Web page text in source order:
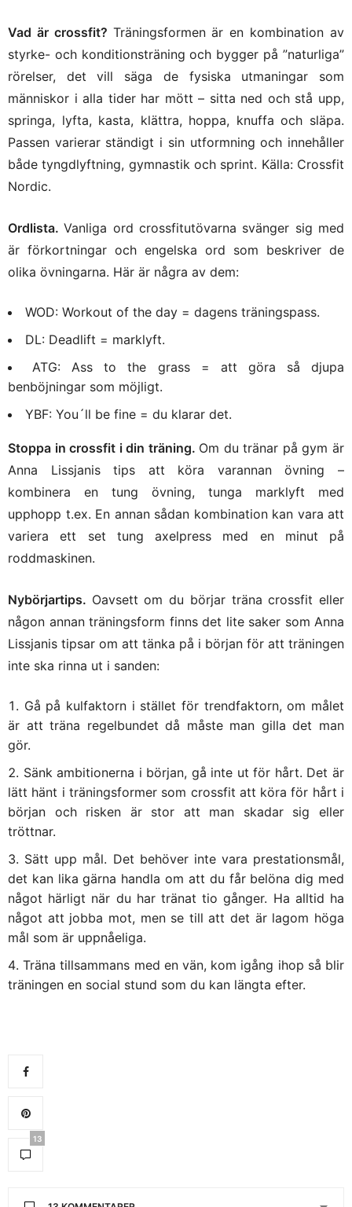
Vad är crossfit? Träningsformen är en kombination av
styrke- och konditionsträning och bygger på ”naturliga”
rörelser, det vill säga de fysiska utmaningar som
människor i alla tider har mött – sitta ned och stå upp,
springa, lyfta, kasta, klättra, hoppa, knuffa och släpa.
Passen varierar ständigt i sin utformning och innehåller
både tyngdlyftning, gymnastik och sprint. Källa: Crossfit
Nordic.
Ordlista.Vanliga ord crossfitutövarna svänger sig med
är förkortningar och engelska ord som beskriver de
olika övningarna. Här är några av dem:
WOD: Workout of the day = dagens träningspass.
DL: Deadlift = marklyft.
ATG: Ass to the grass = att göra så djupa
benböjningar som möjligt.
YBF: You´ll be fine = du klarar det.
Stoppa in crossfit i din träning. Om du tränar på gym är
Anna Lissjanis tips att köra varannan övning –
kombinera en tung övning, tunga marklyft med
upphopp t.ex. En annan sådan kombination kan vara att
variera ett set tung axelpress med en minut på
roddmaskinen.
Nybörjartips. Oavsett om du börjar träna crossfit eller
någon annan träningsform finns det lite saker som Anna
Lissjanis tipsar om att tänka på i början för att träningen
inte ska rinna ut i sanden:
Gå på kulfaktorn i stället för trendfaktorn, om målet
är att träna regelbundet då måste man gilla det man
gör.
Sänk ambitionerna i början, gå inte ut för hårt. Det är
lätt hänt i träningsformer som crossfit att köra för hårt i
början och risken är stor att man skadar sig eller
tröttnar.
Sätt upp mål. Det behöver inte vara prestationsmål,
det kan lika gärna handla om att du får belöna dig med
något härligt när du har tränat tio gånger. Ha alltid ha
något att jobba mot, men se till att det är lagom höga
mål som är uppnåeliga.
Träna tillsammans med en vän, kom igång ihop så blir
träningen en social stund som du kan längta efter.
13